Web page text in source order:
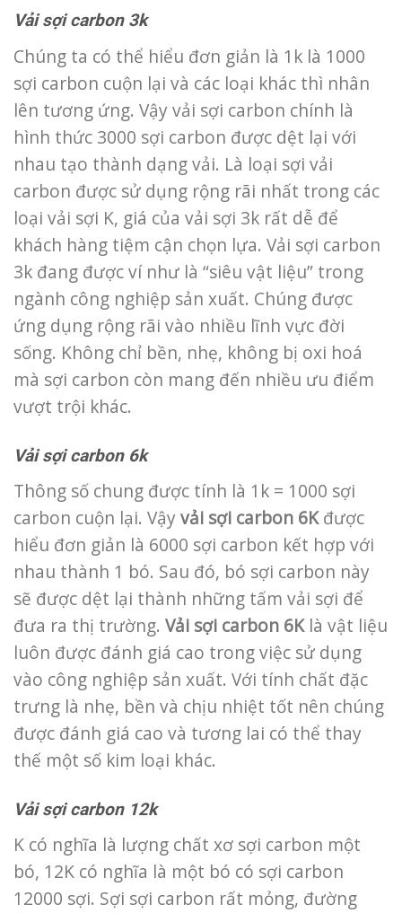
Vải sợi carbon 3k
Chúng ta có thể hiểu đơn giản là 1k là 1000
sợi carbon cuộn lại và các loại khác thì nhân
lên tương ứng. Vậy vải sợi carbon chính là
hình thức 3000 sợi carbon được dệt lại với
nhau tạo thành dạng vải. Là loại sợi vải
carbon được sử dụng rộng rãi nhất trong các
loại vải sợi K, giá của vải sợi 3k rất dễ để
khách hàng tiệm cận chọn lựa. Vải sợi carbon
3k đang được ví như là “siêu vật liệu” trong
ngành công nghiệp sản xuất. Chúng được
ứng dụng rộng rãi vào nhiều lĩnh vực đời
sống. Không chỉ bền, nhẹ, không bị oxi hoá
mà sợi carbon còn mang đến nhiều ưu điểm
vượt trội khác.
Vải sợi carbon 6k
Thông số chung được tính là 1k = 1000 sợi
carbon cuộn lại. Vậyvải sợi carbon 6Kđược
hiểu đơn giản là 6000 sợi carbon kết hợp với
nhau thành 1 bó. Sau đó, bó sợi carbon này
sẽ được dệt lại thành những tấm vải sợi để
đưa ra thị trường. Vải sợi carbon 6Klà vật liệu
luôn được đánh giá cao trong việc sử dụng
vào công nghiệp sản xuất. Với tính chất đặc
trưng là nhẹ, bền và chịu nhiệt tốt nên chúng
được đánh giá cao và tương lai có thể thay
thế một số kim loại khác.
Vải sợi carbon 12k
K có nghĩa là lượng chất xơ sợi carbon một
bó, 12K có nghĩa là một bó có sợi carbon
12000 sợi. Sợi sợi carbon rất mỏng, đường